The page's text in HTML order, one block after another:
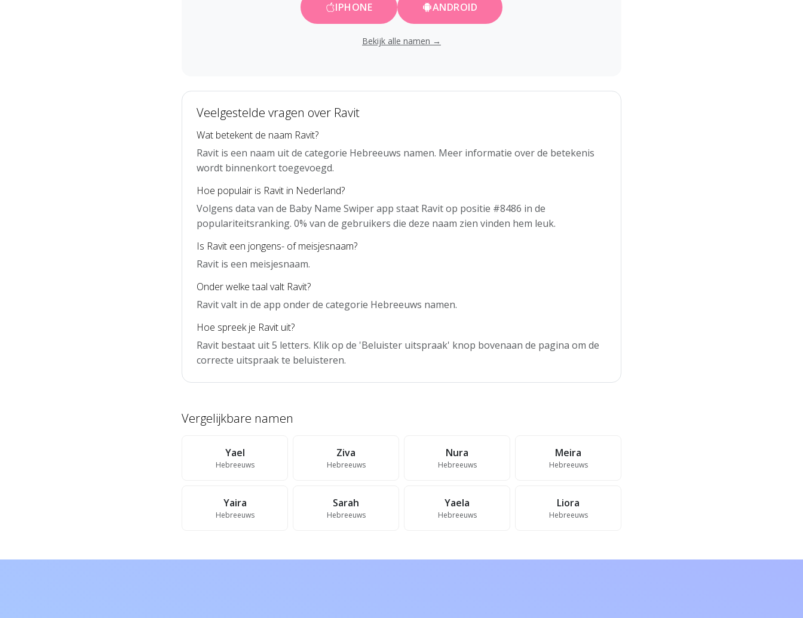
IPHONE ANDROID
Bekijk alle namen →
Veelgestelde vragen over Ravit
Wat betekent de naam Ravit?
Ravit is een naam uit de categorie Hebreeuws namen. Meer informatie over de betekenis
wordt binnenkort toegevoegd.
Hoe populair is Ravit in Nederland?
Volgens data van de Baby Name Swiper app staat Ravit op positie #8486 in de
populariteitsranking. 0% van de gebruikers die deze naam zien vinden hem leuk.
Is Ravit een jongens- of meisjesnaam?
Ravit is een meisjesnaam.
Onder welke taal valt Ravit?
Ravit valt in de app onder de categorie Hebreeuws namen.
Hoe spreek je Ravit uit?
Ravit bestaat uit 5 letters. Klik op de 'Beluister uitspraak' knop bovenaan de pagina om de
correcte uitspraak te beluisteren.
Vergelijkbare namen
Yael
Hebreeuws
Ziva
Hebreeuws
Nura
Hebreeuws
Meira
Hebreeuws
Yaira
Hebreeuws
Sarah
Hebreeuws
Yaela
Hebreeuws
Liora
Hebreeuws